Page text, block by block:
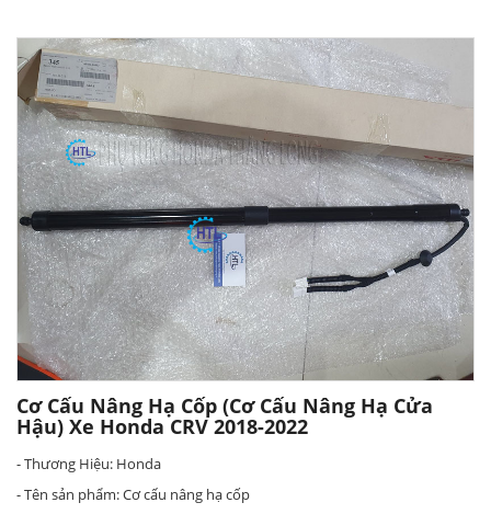
Cơ Cấu Nâng Hạ Cốp (cơ Cấu Nâng Hạ Cửa
Hậu) Xe Honda CRV 2018-2022
- Thương Hiệu: Honda
- Tên sản phẩm: Cơ cấu nâng hạ cốp